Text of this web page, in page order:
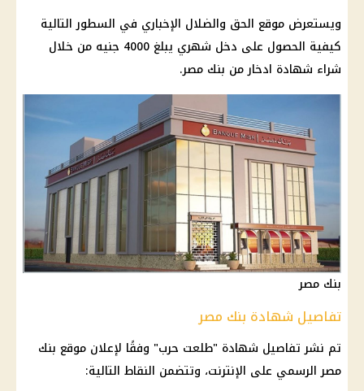
ويستعرض موقع الحق والضلال الإخباري في السطور التالية
كيفية الحصول على دخل شهري يبلغ 4000 جنيه من خلال
شراء شهادة ادخار من بنك مصر.
بنك مصر
تفاصيل شهادة بنك مصر
تم نشر تفاصيل شهادة "طلعت حرب" وفقًا لإعلان موقع بنك
مصر الرسمي على الإنترنت، وتتضمن النقاط التالية: